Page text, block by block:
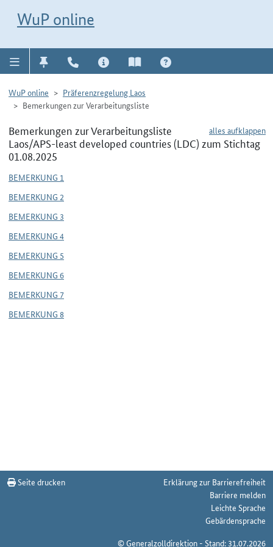
WuP online
WuP online
Präferenzregelung Laos
Bemerkungen zur Verarbeitungsliste
alles aufklappen
Bemerkungen zur Verarbeitungsliste
Laos/APS-least developed countries (LDC) zum Stichtag
01.08.2025
BEMERKUNG 1
BEMERKUNG 2
BEMERKUNG 3
BEMERKUNG 4
BEMERKUNG 5
BEMERKUNG 6
BEMERKUNG 7
BEMERKUNG 8
Seite drucken
Erklärung zur Barrierefreiheit
Barriere melden
Leichte Sprache
Gebärdensprache
© Generalzolldirektion - Stand: 31.07.2026